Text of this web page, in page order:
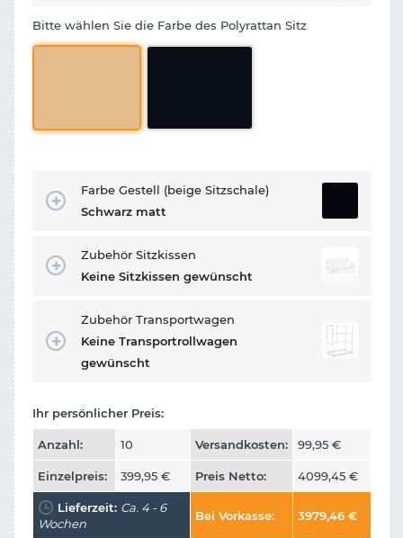
Bitte wählen Sie die Farbe des Polyrattan Sitz
Farbe Gestell (beige Sitzschale)
Schwarz matt
Zubehör Sitzkissen
Keine Sitzkissen gewünscht
Zubehör Transportwagen
Keine Transportrollwagen
gewünscht
Ihr persönlicher Preis:
Anzahl: 10 Versandkosten: 99,95 €
Einzelpreis: 399,95 € Preis Netto: 4099,45 €
Lieferzeit: Ca. 4 - 6
Wochen
Bei Vorkasse: 3979,46 €